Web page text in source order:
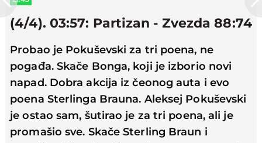
(4/4). 03:57: Partizan - Zvezda 88:74
Probao je Pokuševski za tri poena, ne
pogađa. Skače Bonga, koji je izborio novi
napad. Dobra akcija iz čeonog auta i evo
poena Sterlinga Brauna. Aleksej Pokuševski
je ostao sam, šutirao je za tri poena, ali je
promašio sve. Skače Sterling Braun i